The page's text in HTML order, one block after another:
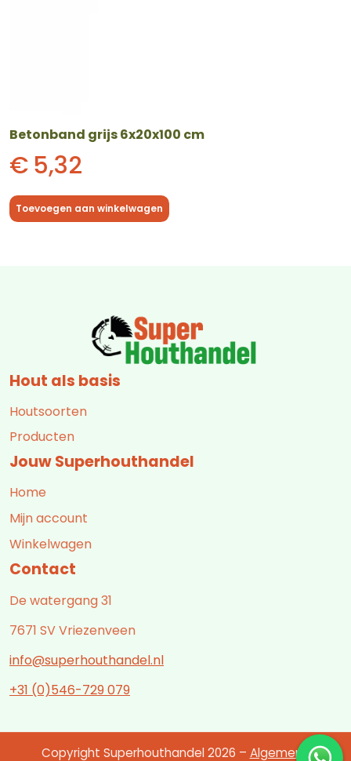
Betonband grijs 6x20x100 cm
€5,32
Toevoegen aan winkelwagen
Hout als basis
Houtsoorten
Producten
Jouw Superhouthandel
Home
Mijn account
Winkelwagen
Contact
De watergang 31
7671 SV Vriezenveen
info@superhouthandel.nl
+31 (0)546-729 079
Copyright Superhouthandel 2026 – Algemene